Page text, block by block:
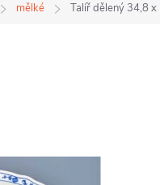
mělké Talíř dělený 34,8 x